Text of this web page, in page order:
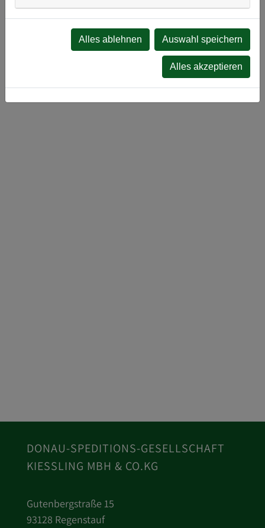
DONAU-SPEDITIONS-GESELLSCHAFT
KIESSLING MBH & CO.KG
Gutenbergstraße 15
93128 Regenstauf
Alles ablehnen Auswahl speichern
Alles akzeptieren